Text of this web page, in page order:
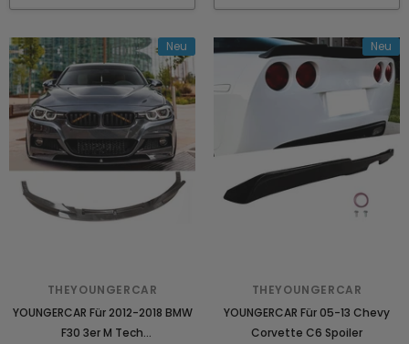
Neu
THEYOUNGERCAR
YOUNGERCAR Für 2012-2018 BMW
F30 3er M Tech
Neu
THEYOUNGERCAR
YOUNGERCAR Für 05-13 Chevy
Corvette C6 Spoiler